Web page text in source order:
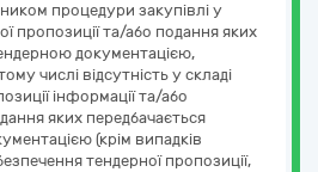
процедури закупівлі у
пропозиції та/або подання яких
документацією,
числі відсутність у складі
інформації та/або
яких передбачається
(крім випадків
тендерної пропозиції,